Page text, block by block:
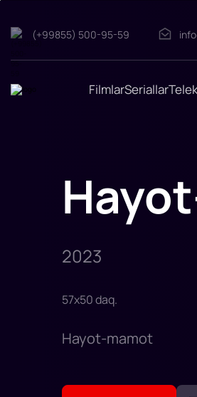
Hayot-(+99855) 500-95-59
FilmlarSeriallar
2023
57x50daq.
Hayot-mamot